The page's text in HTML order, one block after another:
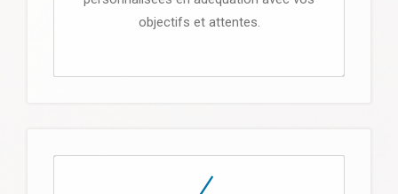
objectifs et attentes.